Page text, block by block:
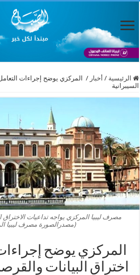
الرئيسية / أخبار /
المركزي يوضح إجراءات
السيبرانية
​مصرف ليبيا المركزي يواجه تداعيات الاختراق
(مصدرالصورة مصرف ليبيا
المركزي يوضح
اختراق البيانات